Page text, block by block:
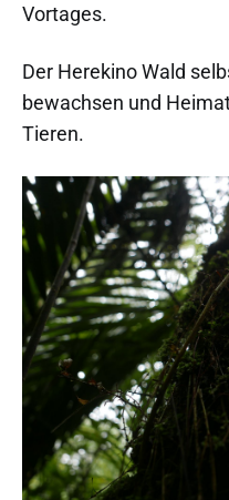
Vortages.
Der Herekino Wald
bewachsen und
Tieren.